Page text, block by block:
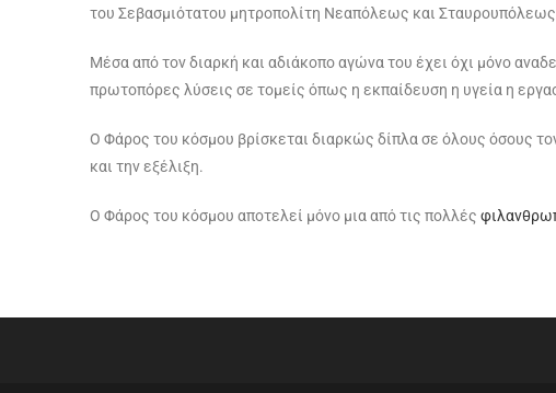
του Σεβασμιότατου μητροπολίτη Νεαπόλεως και
Μέσα από τον διαρκή και αδιάκοπο αγώνα του έχει όχι μόνο
πρωτοπόρες λύσεις σε τομείς όπως η εκπαίδευση η υγεία η
Ο Φάρος του κόσμου βρίσκεται διαρκώς δίπλα σε όλους όσους
και την εξέλιξη.
Ο Φάρος του κόσμου αποτελεί μόνο μια από τις πολλές